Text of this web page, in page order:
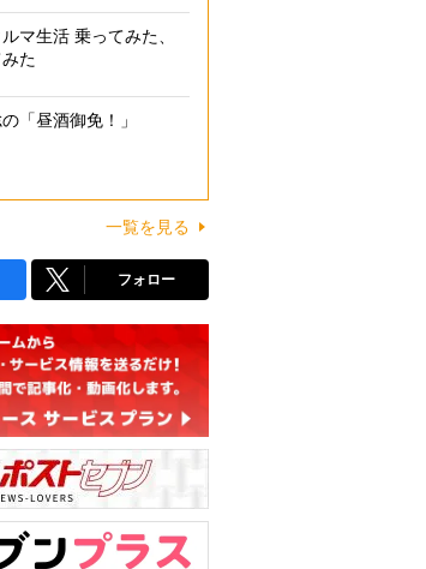
マ生活 乗ってみた、
た
「昼酒御免！」
一覧を見る
フォロー